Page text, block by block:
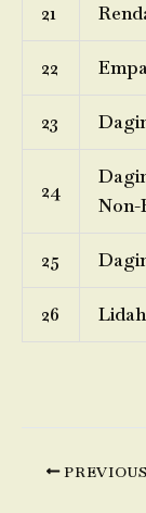
21
22
23
24
Non-
25
26
PREVIOUS